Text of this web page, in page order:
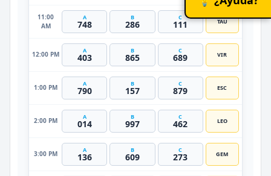
11:00
AM
A
748
B
286
C
111 TAU
12:00 PM A
403
B
865
C
689 VIR
1:00 PM A
790
B
157
C
879 ESC
2:00 PM A
014
B
997
C
462 LEO
3:00 PM A
136
B
609
C
273 GEM